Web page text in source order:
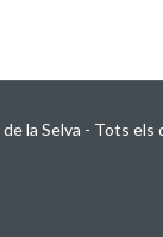
la Selva - Tots els